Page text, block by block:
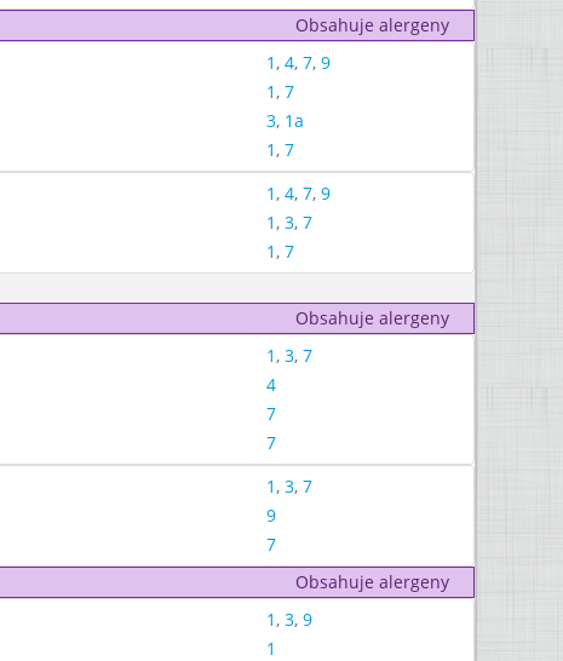
Obsahuje alergeny
1, 4, 7, 9
1, 7
3, 1a
1, 7
1, 4, 7, 9
1, 3, 7
1, 7
Obsahuje alergeny
1, 3, 7
4
7
7
1, 3, 7
9
7
Obsahuje alergeny
1, 3, 9
1